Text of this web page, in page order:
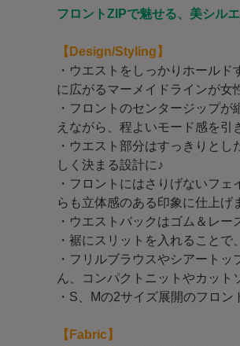
フロントZIPで魅せる、美シル
【Design/Styling】
・ウエストをしっかりホール
に広がるマーメイドラインが女
・フロントのセンタージップ
えながら、程よいモード感を引
・ウエスト部分はすっきりと
しく決まる設計に♪
・フロントにはさりげないフ
らも立体感のある印象に仕上げ
・ウエストバックはゴム＆レ
・裾にスリットを入れることで
・フリルブラウスやシアート
ん、コンパクトニットやカット
・S、Mの2サイズ展開のフロン
【Fabric】